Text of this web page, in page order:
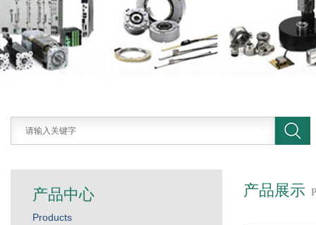
产品展示
产品中心
Products